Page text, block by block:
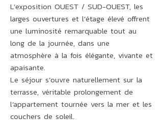
L’exposition OUEST / SUD-OUEST, les
larges ouvertures et l’étage élevé offrent
une luminosité remarquable tout au
long de la journée, dans une
atmosphère à la fois élégante, vivante et
apaisante.
Le séjour s’ouvre naturellement sur la
terrasse, véritable prolongement de
l’appartement tournée vers la mer et les
couchers de soleil.